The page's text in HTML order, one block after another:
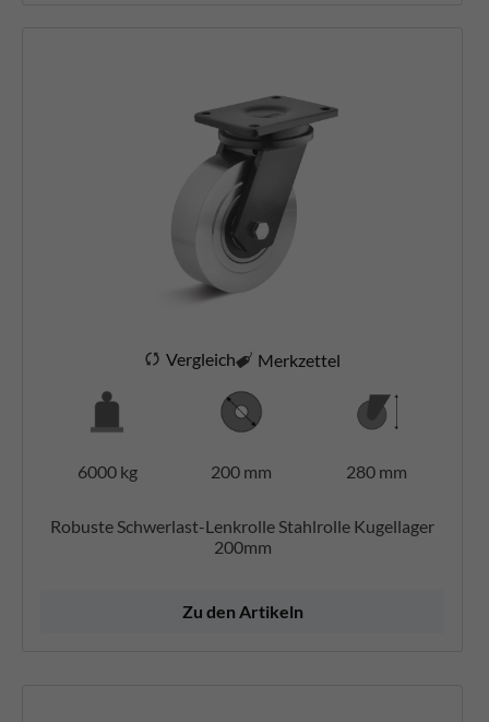
Vergleich Merkzettel
6000 kg 200 mm 280 mm
Robuste Schwerlast-Lenkrolle Stahlrolle Kugellager
200mm
Zu den Artikeln